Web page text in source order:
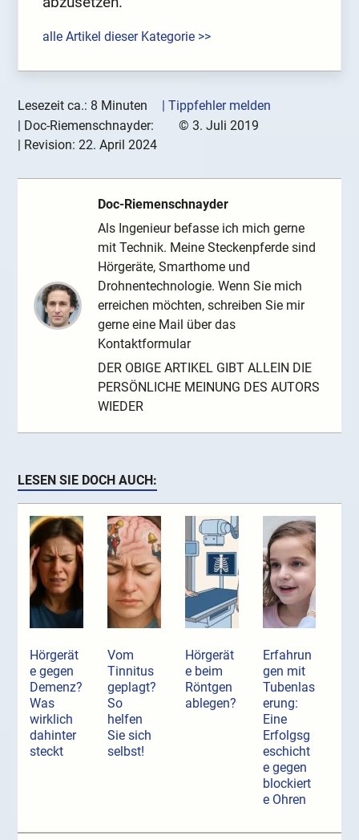
alle Artikel dieser Kategorie >>
Lesezeit ca.: 8 Minuten
| Tippfehler melden
| Doc-Riemenschnayder: © 3. Juli 2019
| Revision:22. April 2024
Doc-Riemenschnayder
Als Ingenieur befasse ich mich gerne
mit Technik. Meine Steckenpferde sind
Hörgeräte, Smarthome und
Drohnentechnologie. Wenn Sie mich
erreichen möchten, schreiben Sie mir
gerne eine Mail über das
Kontaktformular
DER OBIGE ARTIKEL GIBT ALLEIN DIE
PERSÖNLICHE MEINUNG DES AUTORS
WIEDER
LESEN SIE DOCH AUCH:
Hörgerät
e gegen
Demenz?
Was
wirklich
dahinter
steckt
Vom
Tinnitus
geplagt?
So
helfen
Sie sich
selbst!
Hörgerät
e beim
Röntgen
ablegen?
Erfahrun
gen mit
Tubenlas
erung:
Eine
Erfolgsg
eschicht
e gegen
blockiert
e Ohren